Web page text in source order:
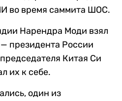
во время саммита ШОС.
Нарендра Моди взял
президента России
Китая Си
их к себе.
один из